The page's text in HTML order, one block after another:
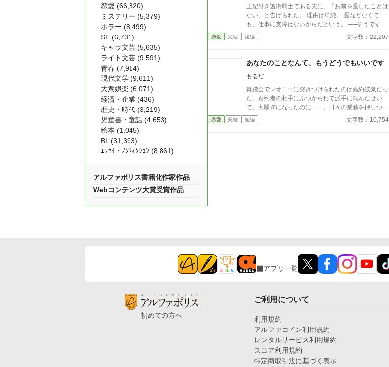
王妃付き護衛騎士である夫に、「お前を愛したことは
ない」と告げられた。 理由は単純。 愛などなくて
も、仕事に支障はないからだという。 ──そうです
か。 それなら、こちらも遠慮する必要はありません
ね。 王妃の機嫌、侍女たちとの関係、贈り物の選
すべて私が整えていたもの。 離婚後、少しずつ歯車
は狂い始める。 気づいたときにはもう遅い。 積み上
げてきた信用は、静かに崩れていく。 一方で私は、
王妃のもとへ。 今さら引き止められても、遅いので
す。
恋愛 完結 短編 文字数：22,207
あなたのことなんて、もうどうでもいいです
もるだ
舞踏会でレオニーに突きつけられたのは婚約破棄だっ
た。婚約者の相手にぶつかられて派手に転んだせい
で、大騒ぎになったのに……。日々の業務を押しつけ
られ怒鳴りつけられいいように扱われていたレオニー
は限界を迎える。そして、気がつくと魔法が使えるよ
恋愛 完結 短編 文字数：10,754
恋愛 (66,320)
ミステリー (5,379)
ホラー (8,499)
SF (6,731)
キャラ文芸 (5,635)
ライト文芸 (9,591)
青春 (7,914)
現代文学 (9,611)
大衆娯楽 (6,071)
経済・企業 (436)
歴史・時代 (3,219)
児童書・童話 (4,653)
絵本 (1,045)
BL (31,393)
ｴｯｾｲ・ﾉﾝﾌｨｸｼｮﾝ (8,861)
アルファポリス書籍化作家作品
Webコンテンツ大賞受賞作品
アプリ一覧
初めての方へ
ご利用について
利用規約
アルファコイン利用規約
レンタルサービス利用規約
スコア利用規約
特定商取引法に基づく表示